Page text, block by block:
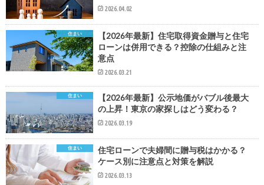
2026.04.02
住まい
【2026年最新】住宅取得資金贈与と住宅
ローンは併用できる？控除の仕組みと注
意点
2026.03.21
住まい
【2026年最新】公示地価がバブル後最大
の上昇！東京の家探しはどう変わる？
2026.03.19
住まい
住宅ローンで夫婦間に贈与税はかかる？
ケース別に注意点と対策を解説
2026.03.13